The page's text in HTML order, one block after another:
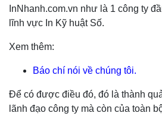
InNhanh.com.vn như là 1 công ty
lĩnh vực In Kỹ huật Số.
Xem thêm:
Báo chí nói về chúng tôi.
Để có được điều đó, đó là thành
lãnh đạo công ty mà còn của toàn